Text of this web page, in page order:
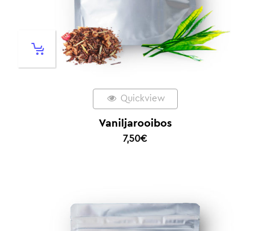
Quickview
Vaniljarooibos
7,50€